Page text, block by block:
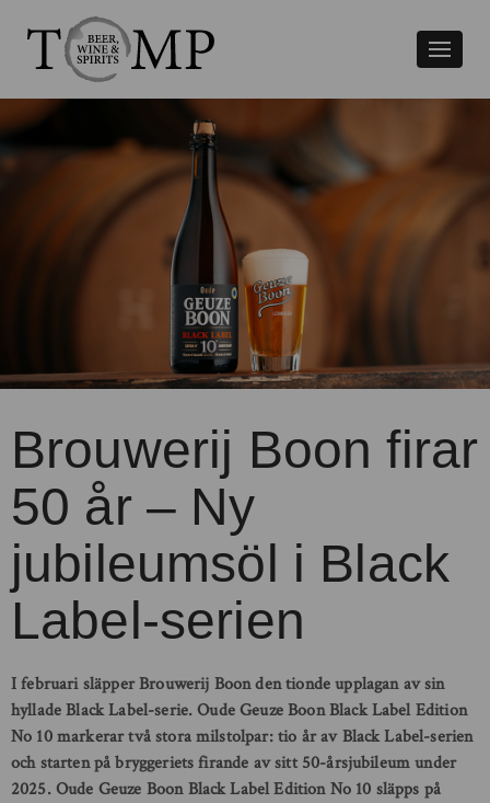
Växla
Brouwerij Boon firar
50 år – Ny
jubileumsöl i Black
Label-serien
I februari släpper Brouwerij Boon den tionde upplagan av sin
hyllade Black Label-serie. Oude Geuze Boon Black Label Edition
No 10 markerar två stora milstolpar: tio år av Black Label-serien
och starten på bryggeriets firande av sitt 50-årsjubileum under
2025. Oude Geuze Boon Black Label Edition No 10 släpps på